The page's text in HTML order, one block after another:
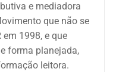
e mediadora
que não se
em 1998, e que
forma planejada,
leitora.